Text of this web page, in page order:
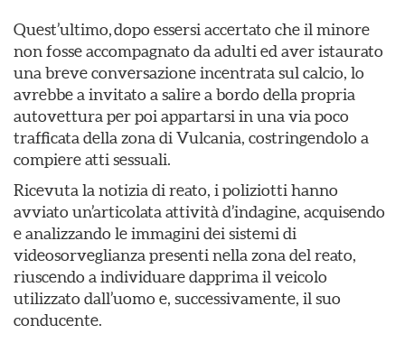
Quest’ultimo, dopo essersi accertato che il minore
non fosse accompagnato da adulti ed aver istaurato
una breve conversazione incentrata sul calcio, lo
avrebbe a invitato a salire a bordo della propria
autovettura per poi appartarsi in una via poco
trafficata della zona di Vulcania, costringendolo a
compiere atti sessuali.
Ricevuta la notizia di reato, i poliziotti hanno
avviato un’articolata attività d’indagine, acquisendo
e analizzando le immagini dei sistemi di
videosorveglianza presenti nella zona del reato,
riuscendo a individuare dapprima il veicolo
utilizzato dall’uomo e, successivamente, il suo
conducente.